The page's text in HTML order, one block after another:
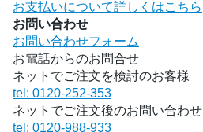
お支払いについて詳しくはこちら
お問い合わせ
お問い合わせフォーム
お電話からのお問合せ
ネットでご注文を検討のお客様
tel: 0120-252-353
ネットでご注文後のお問い合わせ
tel: 0120-988-933